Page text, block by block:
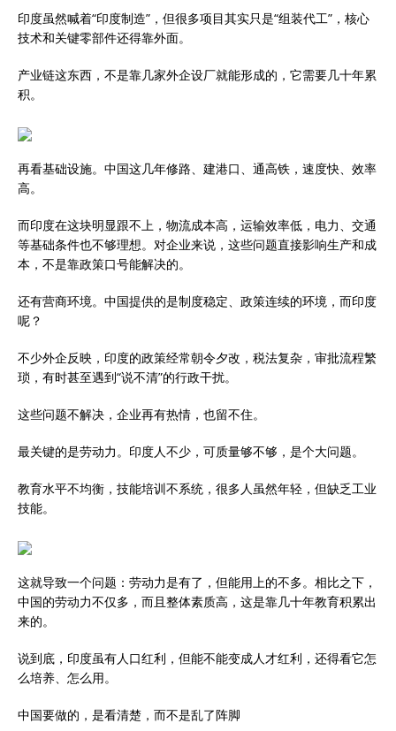
印度虽然喊着“印度制造”，但很多项目其实只是“组装代工”，核心
技术和关键零部件还得靠外面。
产业链这东西，不是靠几家外企设厂就能形成的，它需要几十年累
积。
再看基础设施。中国这几年修路、建港口、通高铁，速度快、效率
高。
而印度在这块明显跟不上，物流成本高，运输效率低，电力、交通
等基础条件也不够理想。对企业来说，这些问题直接影响生产和成
本，不是靠政策口号能解决的。
还有营商环境。中国提供的是制度稳定、政策连续的环境，而印度
呢？
不少外企反映，印度的政策经常朝令夕改，税法复杂，审批流程繁
琐，有时甚至遇到“说不清”的行政干扰。
这些问题不解决，企业再有热情，也留不住。
最关键的是劳动力。印度人不少，可质量够不够，是个大问题。
教育水平不均衡，技能培训不系统，很多人虽然年轻，但缺乏工业
技能。
这就导致一个问题：劳动力是有了，但能用上的不多。相比之下，
中国的劳动力不仅多，而且整体素质高，这是靠几十年教育积累出
来的。
说到底，印度虽有人口红利，但能不能变成人才红利，还得看它怎
么培养、怎么用。
中国要做的，是看清楚，而不是乱了阵脚